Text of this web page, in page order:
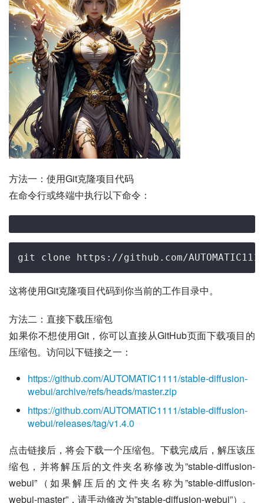
方法一：使用Git克隆项目代码
在命令行或终端中执行以下命令：
git clone
这将使用Git克隆项目代码到你当前的工作目录中。
方法二：直接下载压缩包
如果你不想使用Git，你可以直接从GitHub页面下载项目的
压缩包。访问以下链接之一：
https://github.com/AUTOMATIC1111/stable-diffusion-
webui/archive/refs/heads/master.zip
https://github.com/AUTOMATIC1111/stable-diffusion-
webui/releases/tag/v1.4.0
点击链接后，将会下载一个压缩包。下载完成后，解压该压
缩包，并将解压后的文件夹名称修改为”stable-diffusion-
webui”（如果解压后的文件夹名称为”stable-diffusion-
webui-master”，请手动修改为”stable-diffusion-webui”）。